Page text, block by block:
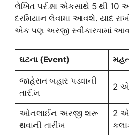
લેખિત પરીક્ષા એકસાથે 5 થી 10
દરમિયાન લેવામાં આવશે. યાદ
એક પણ અરજી સ્વીકારવામાં
ઘટના (Event)
જાહેરાત બહાર પડવાની
તારીખ
2
ઓનલાઈન અરજી શરૂ
થવાની તારીખ
2